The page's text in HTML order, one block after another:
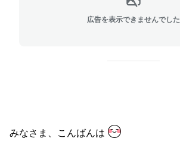
広告を表示できませんでした
みなさま、こんばんは